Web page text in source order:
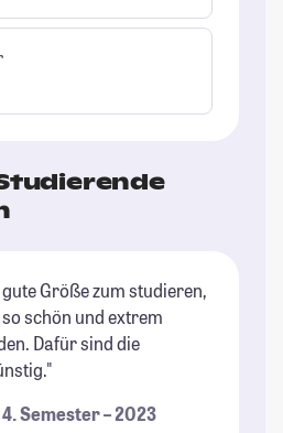
Größe zum studieren,
schön und extrem
Dafür sind die
Semester – 2023